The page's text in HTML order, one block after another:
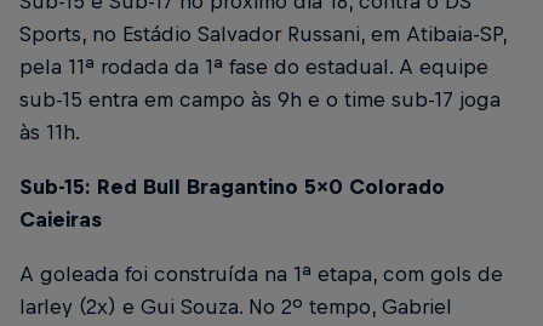
Sports, no Estádio Salvador Russani, em Atibaia-SP,
pela 11ª rodada da 1ª fase do estadual. A equipe
sub-15 entra em campo às 9h e o time sub-17 joga
às 11h.
Sub-15: Red Bull Bragantino 5x0 Colorado
Caieiras
A goleada foi construída na 1ª etapa, com gols de
Iarley (2x) e Gui Souza. No 2º tempo, Gabriel